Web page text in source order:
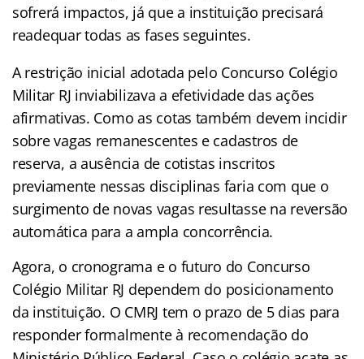
sofrerá impactos, já que a instituição precisará
readequar todas as fases seguintes.
A restrição inicial adotada pelo Concurso Colégio
Militar RJ inviabilizava a efetividade das ações
afirmativas. Como as cotas também devem incidir
sobre vagas remanescentes e cadastros de
reserva, a ausência de cotistas inscritos
previamente nessas disciplinas faria com que o
surgimento de novas vagas resultasse na reversão
automática para a ampla concorrência.
Agora, o cronograma e o futuro do Concurso
Colégio Militar RJ dependem do posicionamento
da instituição. O CMRJ tem o prazo de 5 dias para
responder formalmente à recomendação do